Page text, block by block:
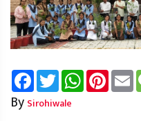
FacebookTwitterWhatsApp
By Sirohiwale